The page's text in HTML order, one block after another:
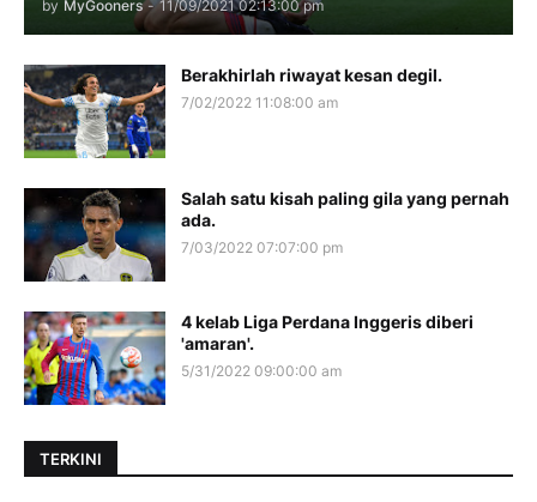
by MyGooners - 11/09/2021 02:13:00 pm
Berakhirlah riwayat kesan degil.
7/02/2022 11:08:00 am
Salah satu kisah paling gila yang pernah
ada.
7/03/2022 07:07:00 pm
4 kelab Liga Perdana Inggeris diberi
'amaran'.
5/31/2022 09:00:00 am
TERKINI